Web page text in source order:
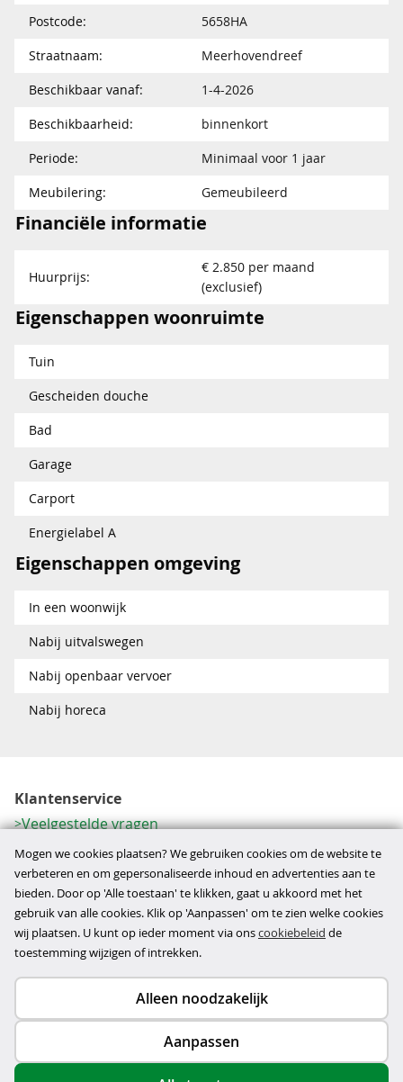
Postcode:
5658HA
Straatnaam:
Meerhovendreef
Beschikbaar vanaf:
1-4-2026
Beschikbaarheid:
binnenkort
Periode:
Minimaal voor 1 jaar
Meubilering:
Gemeubileerd
Financiële informatie
Huurprijs:
€ 2.850 per maand
(exclusief)
Eigenschappen woonruimte
Tuin
Gescheiden douche
Bad
Garage
Carport
Energielabel A
Eigenschappen omgeving
In een woonwijk
Nabij uitvalswegen
Nabij openbaar vervoer
Nabij horeca
Klantenservice
Veelgestelde vragen
Contactformulier
Herroeping
Over ons
Bedrijfsgegevens
Werkwijze
Copyright © 2026
privacy- en cookiebeleid
Mogen we cookies plaatsen? We gebruiken cookies om de website te
verbeteren en om gepersonaliseerde inhoud en advertenties aan te
bieden. Door op 'Alle toestaan' te klikken, gaat u akkoord met het
gebruik van alle cookies. Klik op 'Aanpassen' om te zien welke cookies
wij plaatsen. U kunt op ieder moment via onscookiebeleid de
toestemming wijzigen of intrekken.
Alleen noodzakelijk
Aanpassen